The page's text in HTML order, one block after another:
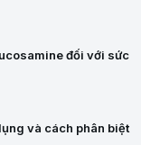
đối với sức
và cách phân biệt